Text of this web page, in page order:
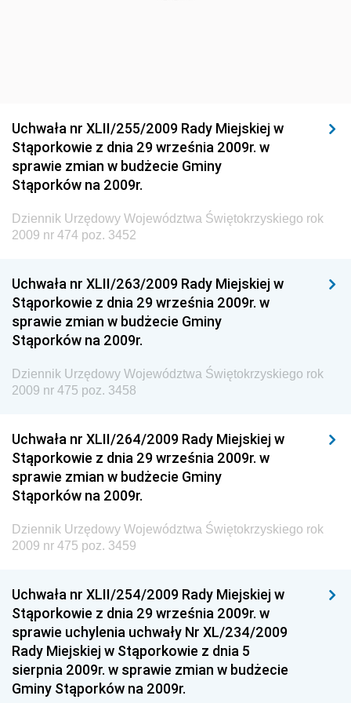
Dziennik Urzędowy Ministra Budownictwa i Przemysłu
Materiałów Budowlanych
Dziennik Urzędowy Ministra Infrastruktury i Rozwoju
Dziennik Urzędowy Głównego Inspektoratu Ochrony
Środowiska
Dziennik Urzędowy Generalnej Dyrekcji Ochrony
Dziennik Urzędowy Ministerstwa Administracji,
Gospodarki Terenowej i Ochrony Środowiska
Dziennik Urzędowy Ministerstwa Administracji i
Gospodarki Przestrzennej
Dziennik Urzędowy Unii Europejskiej, L
Dziennik Urzędowy Ministerstwa Przemysłu
Chemicznego i Lekkiego
Dziennik Urzędowy Ministerstwa Rolnictwa i
Gospodarki Żywnościowej
Dziennik Urzędowy Ministra Rodziny, Pracy i Polityki
Społecznej
Dziennik Urzędowy Ministra Rozwoju
Dziennik Urzędowy Ministra Infrastruktury i
Budownictwa
Dziennik Urzędowy Ministra Gospodarki Morskiej i
Żeglugi Śródlądowej
Uchwała nr XLII/255/2009 Rady Miejskiej w
Stąporkowie z dnia 29 września 2009r. w
sprawie zmian w budżecie Gminy
Stąporków na 2009r.
Dziennik Urzędowy Województwa Świętokrzyskiego rok
2009 nr 474 poz. 3452
Uchwała nr XLII/263/2009 Rady Miejskiej w
Stąporkowie z dnia 29 września 2009r. w
sprawie zmian w budżecie Gminy
Stąporków na 2009r.
Dziennik Urzędowy Województwa Świętokrzyskiego rok
2009 nr 475 poz. 3458
Uchwała nr XLII/264/2009 Rady Miejskiej w
Stąporkowie z dnia 29 września 2009r. w
sprawie zmian w budżecie Gminy
Stąporków na 2009r.
Dziennik Urzędowy Województwa Świętokrzyskiego rok
2009 nr 475 poz. 3459
Uchwała nr XLII/254/2009 Rady Miejskiej w
Stąporkowie z dnia 29 września 2009r. w
sprawie uchylenia uchwały Nr XL/234/2009
Rady Miejskiej w Stąporkowie z dnia 5
sierpnia 2009r. w sprawie zmian w budżecie
Gminy Stąporków na 2009r.